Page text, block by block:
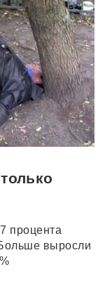
процента
выросли